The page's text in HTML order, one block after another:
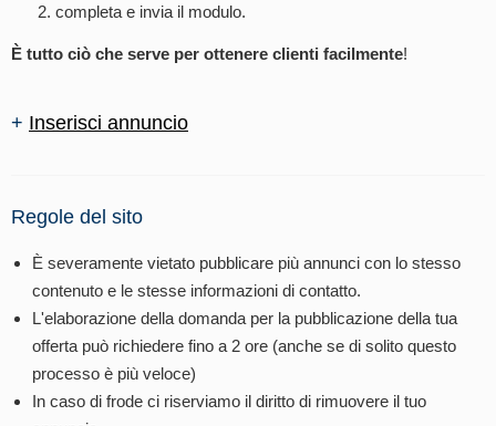
completa e invia il modulo.
È tutto ciò che serve per ottenere clienti facilmente!
+ Inserisci annuncio
Regole del sito
È severamente vietato pubblicare più annunci con lo stesso
contenuto e le stesse informazioni di contatto.
L'elaborazione della domanda per la pubblicazione della tua
offerta può richiedere fino a 2 ore (anche se di solito questo
processo è più veloce)
In caso di frode ci riserviamo il diritto di rimuovere il tuo